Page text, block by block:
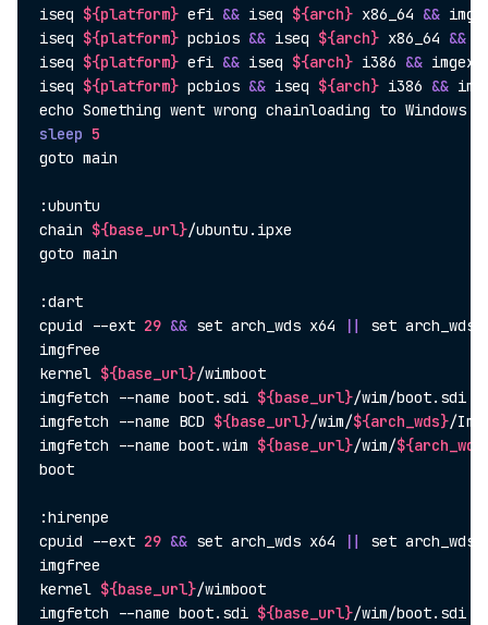
iseq ${platform} efi && iseq ${arch} x86_64 &&
iseq ${platform} pcbios && iseq ${arch} x86_64 &&
iseq ${platform} efi && iseq ${arch} i386 &&
iseq ${platform} pcbios && iseq ${arch} i386 &&
echo Something went wrong chainloading to Windows
sleep 5
goto main
:ubuntu
chain ${base_url}/ubuntu.ipxe
goto main
:dart
cpuid --ext 29 && set arch_wds x64 || set arch_wds
imgfree
kernel ${base_url}/wimboot
imgfetch --name boot.sdi ${base_url}/wim/boot.sdi
imgfetch --name BCD ${base_url}/wim/${arch_wds}/
imgfetch --name boot.wim ${base_url}/wim/
boot
:hirenpe
cpuid --ext 29 && set arch_wds x64 || set arch_wds
imgfree
kernel ${base_url}/wimboot
imgfetch --name boot.sdi ${base_url}/wim/boot.sdi